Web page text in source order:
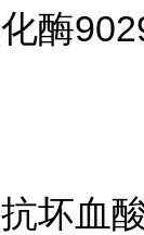
酶
坏血